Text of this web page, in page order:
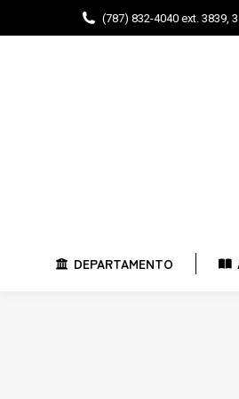
(787) 832-4040 ext. 3839,
DEPARTAMENTO
DEPARTAMENTO